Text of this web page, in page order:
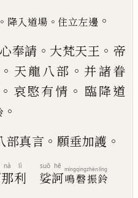
。 降入道場 。 住立左邊 。
奉請 。 大梵天王 。 帝
。 天龍八部 。 并諸眷
。 哀愍有情 。 臨降道
。
部真言 。 願垂加護 。
那
nà
利
lì
娑
suō
訶
hē
鳴
míng
磬
qìng
振
zhèn
鈴
líng